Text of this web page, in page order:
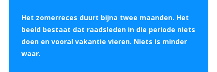
Het zomerreces duurt bijna twee maanden. Het
beeld bestaat dat raadsleden in die periode niets
doen en vooral vakantie vieren. Niets is minder
waar.